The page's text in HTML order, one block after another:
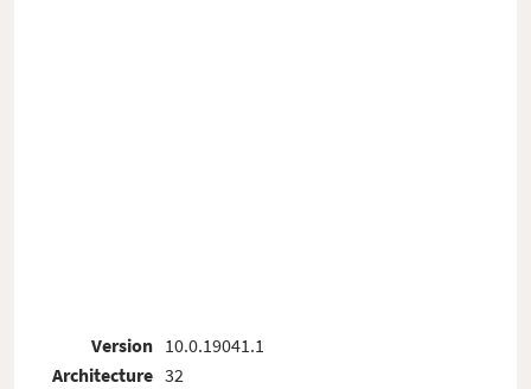
Version
Architecture
10.0.19041.1
32